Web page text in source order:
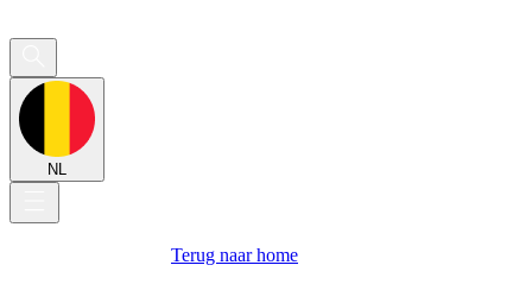
NL
Terug naar home